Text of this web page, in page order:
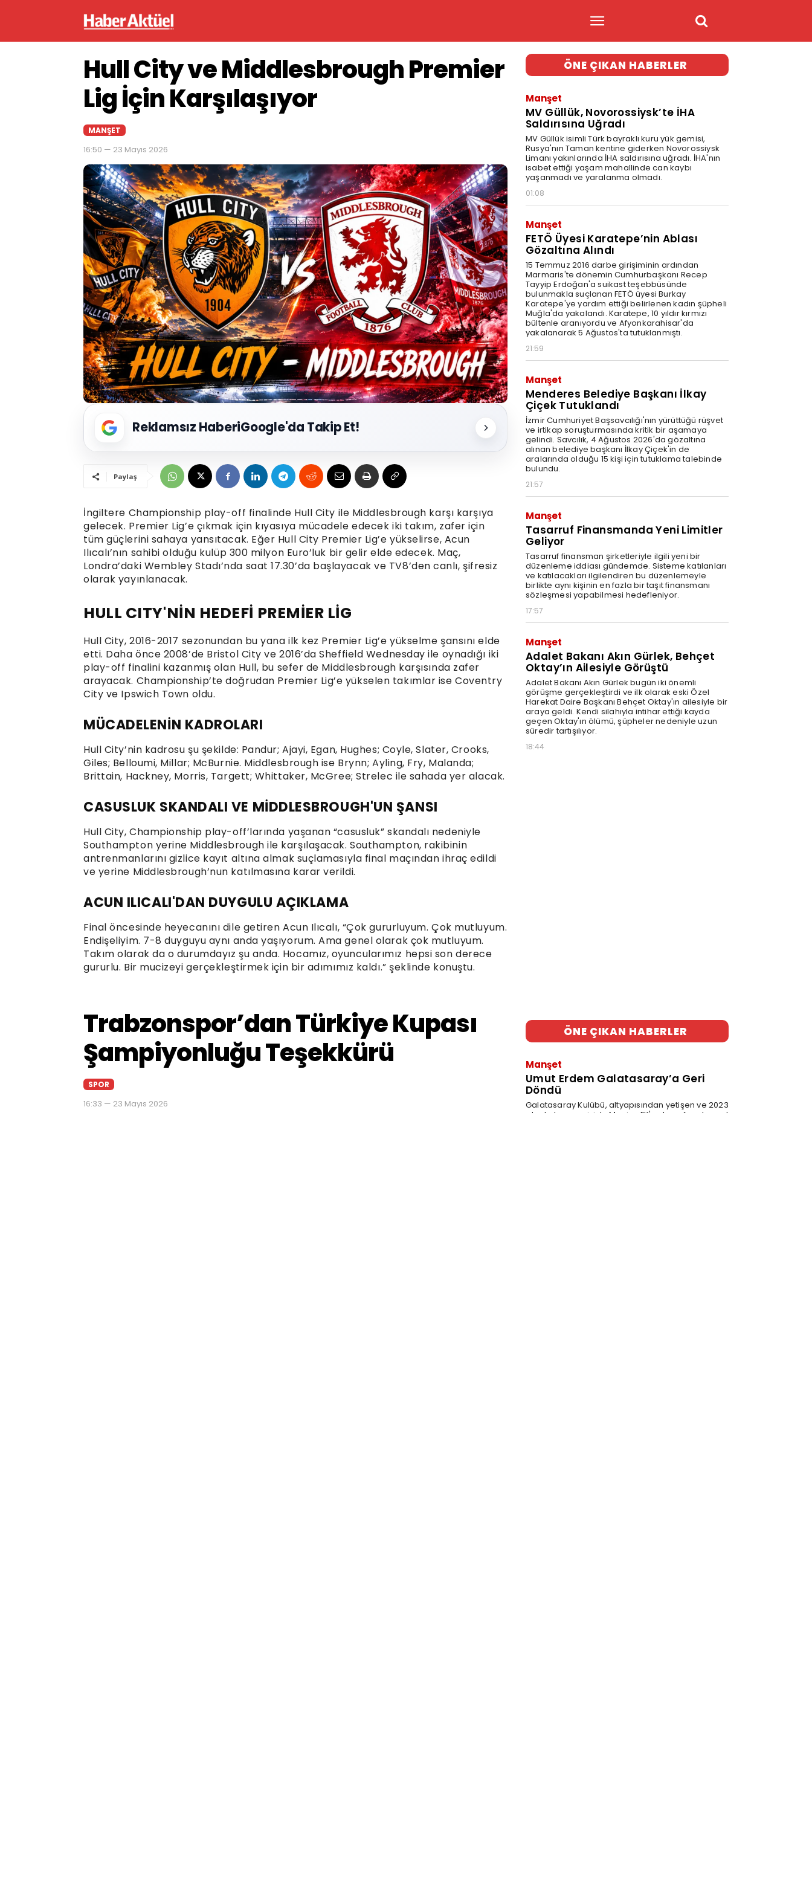
Hull City ve Middlesbrough Premier
Lig İçin Karşılaşıyor
MANŞET
16:50 — 23 Mayıs 2026
Reklamsız HaberiGoogle'da Takip Et!
Paylaş
İngiltere Championship play-off finalinde Hull City ile Middlesbrough karşı karşıya
gelecek. Premier Lig’e çıkmak için kıyasıya mücadele edecek iki takım, zafer için
tüm güçlerini sahaya yansıtacak. Eğer Hull City Premier Lig’e yükselirse, Acun
Ilıcalı’nın sahibi olduğu kulüp 300 milyon Euro’luk bir gelir elde edecek. Maç,
Londra’daki Wembley Stadı’nda saat 17.30’da başlayacak ve TV8’den canlı, şifresiz
olarak yayınlanacak.
HULL CITY'NİN HEDEFİ PREMİER LİG
Hull City, 2016-2017 sezonundan bu yana ilk kez Premier Lig’e yükselme şansını elde
etti. Daha önce 2008’de Bristol City ve 2016’da Sheffield Wednesday ile oynadığı iki
play-off finalini kazanmış olan Hull, bu sefer de Middlesbrough karşısında zafer
arayacak. Championship’te doğrudan Premier Lig’e yükselen takımlar ise Coventry
City ve Ipswich Town oldu.
MÜCADELENİN KADROLARI
Hull City’nin kadrosu şu şekilde: Pandur; Ajayi, Egan, Hughes; Coyle, Slater, Crooks,
Giles; Belloumi, Millar; McBurnie. Middlesbrough ise Brynn; Ayling, Fry, Malanda;
Brittain, Hackney, Morris, Targett; Whittaker, McGree; Strelec ile sahada yer alacak.
CASUSLUK SKANDALI VE MİDDLESBROUGH'UN ŞANSI
Hull City, Championship play-off’larında yaşanan “casusluk” skandalı nedeniyle
Southampton yerine Middlesbrough ile karşılaşacak. Southampton, rakibinin
antrenmanlarını gizlice kayıt altına almak suçlamasıyla final maçından ihraç edildi
ve yerine Middlesbrough’nun katılmasına karar verildi.
ACUN ILICALI'DAN DUYGULU AÇIKLAMA
Final öncesinde heyecanını dile getiren Acun Ilıcalı, “Çok gururluyum. Çok mutluyum.
Endişeliyim. 7-8 duyguyu aynı anda yaşıyorum. Ama genel olarak çok mutluyum.
Takım olarak da o durumdayız şu anda. Hocamız, oyuncularımız hepsi son derece
gururlu. Bir mucizeyi gerçekleştirmek için bir adımımız kaldı.” şeklinde konuştu.
ÖNE ÇIKAN HABERLER
Manşet
MV Güllük, Novorossiysk’te İHA
Saldırısına Uğradı
MV Güllük isimli Türk bayraklı kuru yük gemisi,
Rusya'nın Taman kentine giderken Novorossiysk
Limanı yakınlarında İHA saldırısına uğradı. İHA'nın
isabet ettiği yaşam mahallinde can kaybı
yaşanmadı ve yaralanma olmadı.
01:08
Manşet
FETÖ Üyesi Karatepe’nin Ablası
Gözaltına Alındı
15 Temmuz 2016 darbe girişiminin ardından
Marmaris'te dönemin Cumhurbaşkanı Recep
Tayyip Erdoğan'a suikast teşebbüsünde
bulunmakla suçlanan FETÖ üyesi Burkay
Karatepe'ye yardım ettiği belirlenen kadın şüpheli
Muğla'da yakalandı. Karatepe, 10 yıldır kırmızı
bültenle aranıyordu ve Afyonkarahisar'da
yakalanarak 5 Ağustos'ta tutuklanmıştı.
21:59
Manşet
Menderes Belediye Başkanı İlkay
Çiçek Tutuklandı
İzmir Cumhuriyet Başsavcılığı'nın yürüttüğü rüşvet
ve irtikap soruşturmasında kritik bir aşamaya
gelindi. Savcılık, 4 Ağustos 2026'da gözaltına
alınan belediye başkanı İlkay Çiçek'in de
aralarında olduğu 15 kişi için tutuklama talebinde
bulundu.
21:57
Manşet
Tasarruf Finansmanda Yeni Limitler
Geliyor
Tasarruf finansman şirketleriyle ilgili yeni bir
düzenleme iddiası gündemde. Sisteme katılanları
ve katılacakları ilgilendiren bu düzenlemeyle
birlikte aynı kişinin en fazla bir taşıt finansmanı
sözleşmesi yapabilmesi hedefleniyor.
17:57
Manşet
Adalet Bakanı Akın Gürlek, Behçet
Oktay’ın Ailesiyle Görüştü
Adalet Bakanı Akın Gürlek bugün iki önemli
görüşme gerçekleştirdi ve ilk olarak eski Özel
Harekat Daire Başkanı Behçet Oktay'ın ailesiyle bir
araya geldi. Kendi silahıyla intihar ettiği kayda
geçen Oktay'ın ölümü, şüpheler nedeniyle uzun
süredir tartışılıyor.
18:44